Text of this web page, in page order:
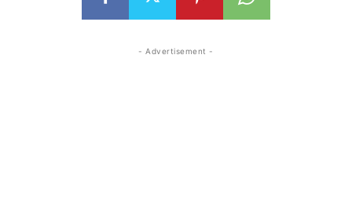
- Advertisement -